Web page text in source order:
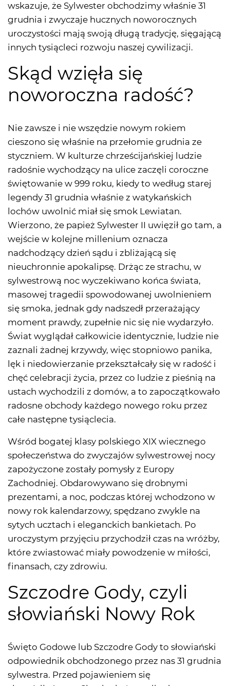
wskazuje, że Sylwester obchodzimy właśnie 31
grudnia i zwyczaje hucznych noworocznych
uroczystości mają swoją długą tradycję, sięgającą
innych tysiącleci rozwoju naszej cywilizacji.
Skąd wzięła się
noworoczna radość?
Nie zawsze i nie wszędzie nowym rokiem
cieszono się właśnie na przełomie grudnia ze
styczniem. W kulturze chrześcijańskiej ludzie
radośnie wychodzący na ulice zaczęli coroczne
świętowanie w 999 roku, kiedy to według starej
legendy 31 grudnia właśnie z watykańskich
lochów uwolnić miał się smok Lewiatan.
Wierzono, że papież Sylwester II uwięził go tam, a
wejście w kolejne millenium oznacza
nadchodzący dzień sądu i zbliżającą się
nieuchronnie apokalipsę. Drżąc ze strachu, w
sylwestrową noc wyczekiwano końca świata,
masowej tragedii spowodowanej uwolnieniem
się smoka, jednak gdy nadszedł przerażający
moment prawdy, zupełnie nic się nie wydarzyło.
Świat wyglądał całkowicie identycznie, ludzie nie
zaznali żadnej krzywdy, więc stopniowo panika,
lęk i niedowierzanie przekształcały się w radość i
chęć celebracji życia, przez co ludzie z pieśnią na
ustach wychodzili z domów, a to zapoczątkowało
radosne obchody każdego nowego roku przez
całe następne tysiąclecia.
Wśród bogatej klasy polskiego XIX wiecznego
społeczeństwa do zwyczajów sylwestrowej nocy
zapożyczone zostały pomysły z Europy
Zachodniej. Obdarowywano się drobnymi
prezentami, a noc, podczas której wchodzono w
nowy rok kalendarzowy, spędzano zwykle na
sytych ucztach i eleganckich bankietach. Po
uroczystym przyjęciu przychodził czas na wróżby,
które zwiastować miały powodzenie w miłości,
finansach, czy zdrowiu.
Szczodre Gody, czyli
słowiański Nowy Rok
Święto Godowe lub Szczodre Gody to słowiański
odpowiednik obchodzonego przez nas 31 grudnia
sylwestra. Przed pojawieniem się